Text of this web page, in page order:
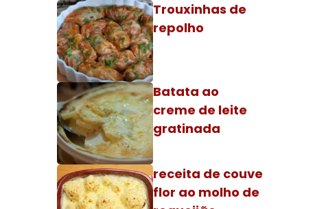
Trouxinhas de
repolho
Batata ao
creme de leite
gratinada
receita de couve
flor ao molho de